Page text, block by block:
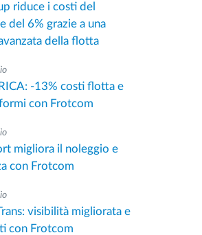
riduce i costi del
del 6% grazie a una
della flotta
-13% costi flotta e
con Frotcom
migliora il noleggio e
con Frotcom
visibilità migliorata e
con Frotcom